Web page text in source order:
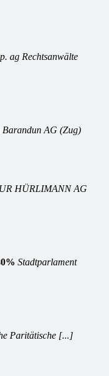
ag Rechtsanwälte
Barandun AG (Zug)
HÜRLIMANN AG
Stadtparlament
Paritätische [...]